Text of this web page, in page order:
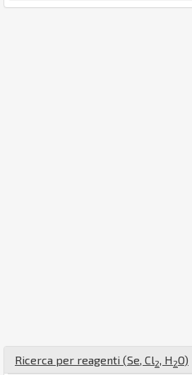
Ricerca per reagenti (Se Cl 2 H 2O)